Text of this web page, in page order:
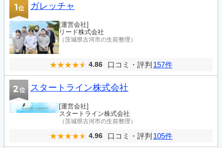
1位 ガレッチャ
[運営会社]
リード株式会社
（茨城県古河市の生前整理）
4.86 口コミ・評判 157件
2位 スタートライン株式会社
[運営会社]
スタートライン株式会社
（茨城県古河市の生前整理）
4.96 口コミ・評判 105件